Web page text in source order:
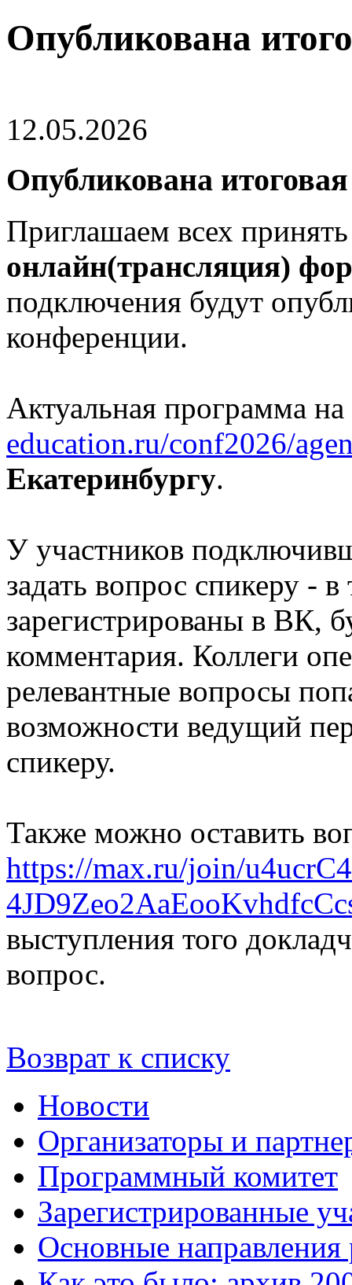
Опубликована
12.05.2026
Опубликована
Приглашаем всех принять
онлайн(трансляция)
подключения будут
конференции.
Актуальная программа
education.ru/conf2026/
Екатеринбургу.
У участников
задать вопрос спикеру -
зарегистрированы в ВК,
комментария. Коллеги
релевантные вопросы
возможности ведущий
спикеру.
Также можно оставить
https://max.ru/join/
выступления того
вопрос.
Возврат к списку
Новости
Организаторы и
Программный комитет
Зарегистрированные
Основные направления